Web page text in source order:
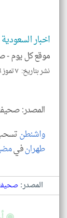
اخبار السعودية
موقع كل يوم -
نشر بتاريخ: ٧ تموز ٢٠٢٦
المصدر:
واشنطن
طهرانفي
المصدر: